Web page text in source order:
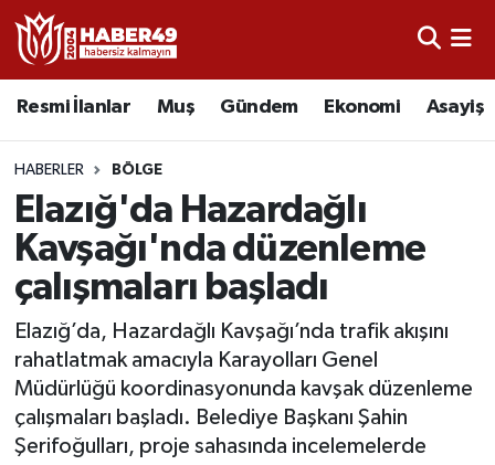
Resmi İlanlar Muş Gündem Ekonomi Asayiş
HABERLER BÖLGE
Elazığ'da Hazardağlı
Kavşağı'nda düzenleme
çalışmaları başladı
Elazığ’da, Hazardağlı Kavşağı’nda trafik akışını
rahatlatmak amacıyla Karayolları Genel
Müdürlüğü koordinasyonunda kavşak düzenleme
çalışmaları başladı. Belediye Başkanı Şahin
Şerifoğulları, proje sahasında incelemelerde
Resmi İlanlar
Asayiş
Bölge
Eğitim
Ekonomi
Sağlık
Gündem
Uşak Nöbetçi Eczaneler
Uşak Hava Durumu
Uşak Namaz Vakitleri
Uşak Trafik Yoğunluk Haritası
TFF 2.Lig Kırmızı Grup Puan Durumu ve Fikstür
Tüm Manşetler
Son Dakika Haberleri